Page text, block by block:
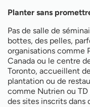
Planter sans
Pas de salle de
bottes, des pelles,
organisations comme
Canada ou le centre
Toronto, accueillent
plantation ou de
comme Nutrien ou TD
des sites inscrits dans